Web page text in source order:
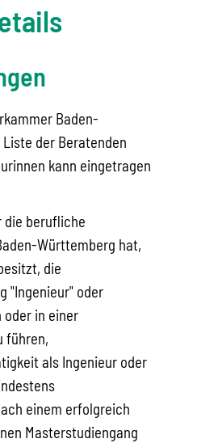
Baden-
der Beratenden
kann eingetragen
die berufliche
Württemberg hat,
die
"Ingenieur" oder
oder in einer
führen,
als Ingenieur oder
einem erfolgreich
Masterstudiengang